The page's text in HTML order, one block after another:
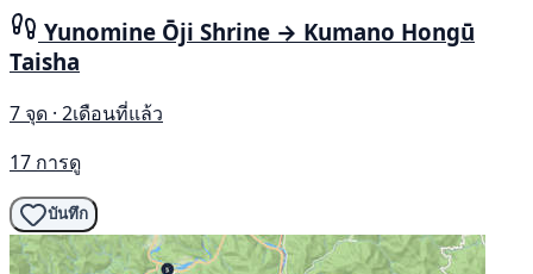
Yunomine Ōji Shrine → Kumano Hongū
Taisha
7 จุด · 2เดือนที่แล้ว
17 การดู
บันทึก